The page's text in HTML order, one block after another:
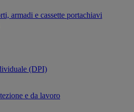
armadi e cassette portachiavi
(DPI)
e da lavoro